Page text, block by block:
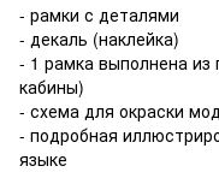
- рамки с деталями
- декаль (наклейка)
- 1 рамка выполнена из
кабины)
- схема для окраски
- подробная
языке